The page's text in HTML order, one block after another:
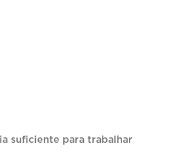
suficiente para trabalhar